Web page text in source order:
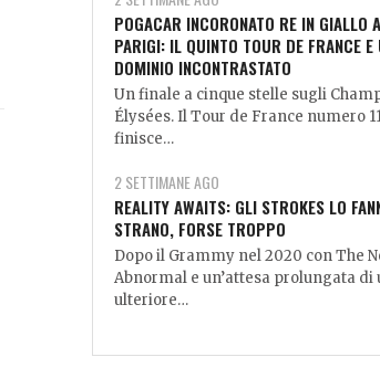
POGACAR INCORONATO RE IN GIALLO A
PARIGI: IL QUINTO TOUR DE FRANCE E
DOMINIO INCONTRASTATO
Un finale a cinque stelle sugli
Élysées. Il Tour de France numero
finisce…
2 SETTIMANE AGO
REALITY AWAITS: GLI STROKES LO
STRANO, FORSE TROPPO
Dopo il Grammy nel 2020 con The
Abnormal e un’attesa prolungata di
ulteriore…